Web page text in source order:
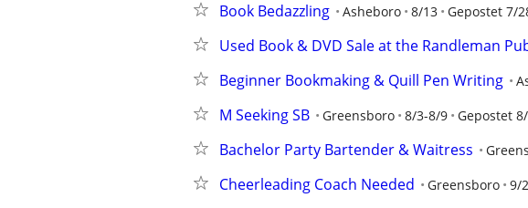
Book Bedazzling Asheboro 8/13 Gepostet 7/
Used Book & DVD Sale at the Randleman
Beginner Bookmaking & Quill Pen Writing
M Seeking SB Greensboro 8/3-8/9 Gepostet
Bachelor Party Bartender & Waitress
Cheerleading Coach Needed Greensboro 9/